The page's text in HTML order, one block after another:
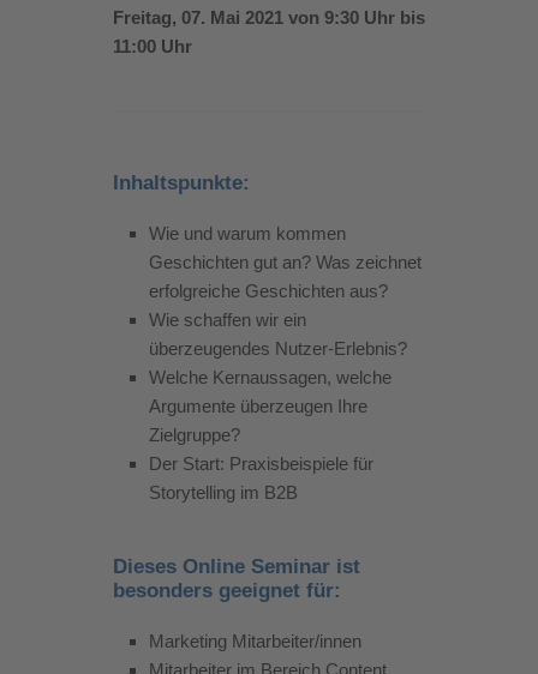
Freitag, 07. Mai 2021 von 9:30 Uhr bis
11:00 Uhr
Inhaltspunkte:
Wie und warum kommen
Geschichten gut an? Was zeichnet
erfolgreiche Geschichten aus?
Wie schaffen wir ein
überzeugendes Nutzer-Erlebnis?
Welche Kernaussagen, welche
Argumente überzeugen Ihre
Zielgruppe?
Der Start: Praxisbeispiele für
Storytelling im B2B
Dieses Online Seminar ist
besonders geeignet für:
Marketing Mitarbeiter/innen
Mitarbeiter im Bereich Content